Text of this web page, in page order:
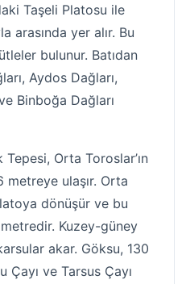
Taşeli Platosu ile
arasında yer alır. Bu
bulunur. Batıdan
Aydos Dağları,
Binboğa Dağları
Orta Toroslar’ın
ulaşır. Orta
dönüşür ve bu
Kuzey-güney
akar. Göksu, 130
ve Tarsus Çayı